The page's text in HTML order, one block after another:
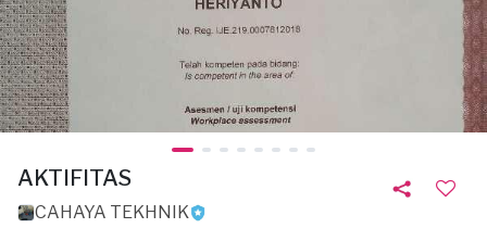
AKTIFITAS
CAHAYA TEKHNIK